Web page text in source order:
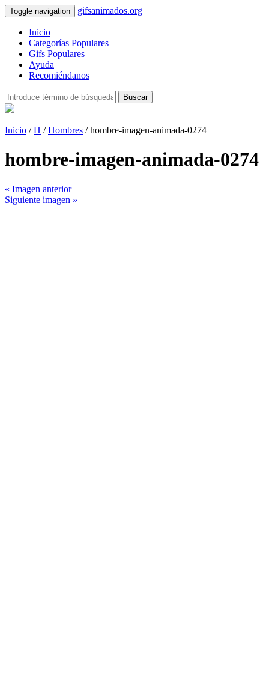
Toggle navigation gifsanimados.org
Inicio
Categorías Populares
Gifs Populares
Ayuda
Recomiéndanos
Buscar
Inicio /H /Hombres / hombre-imagen-animada-0274
hombre-imagen-animada-0274
« Imagen anterior
Siguiente imagen »